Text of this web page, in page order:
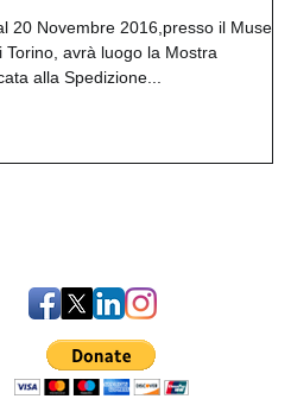
20 Novembre 2016,presso il Museo di
Torino, avrà luogo la Mostra
alla Spedizione...